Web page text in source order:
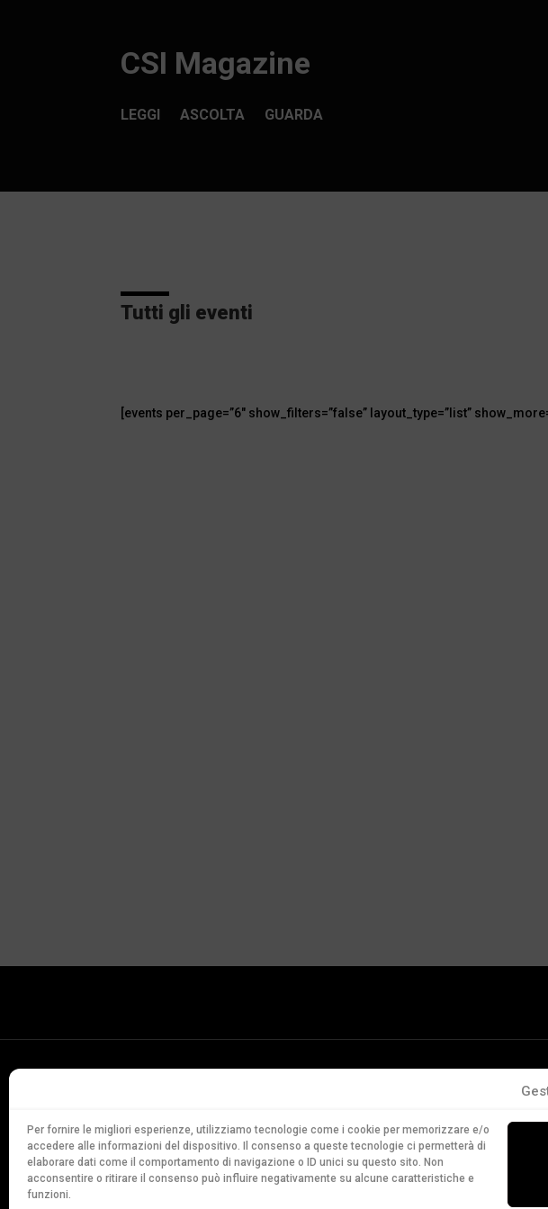
Per fornire le migliori esperienze, utilizziamo tecnologie come i cookie per memorizzare e/o
accedere alle informazioni del dispositivo. Il consenso a queste tecnologie ci permetterà di
elaborare dati come il comportamento di navigazione o ID unici su questo sito. Non
acconsentire o ritirare il consenso può influire negativamente su alcune caratteristiche e
funzioni.
CSI Magazine
ASCOLTA GUARDA
LEGGI
Tutti gli eventi
[events per_page=”6″ show_filters=”false” layout_type=”list”
Via Soldino 9
CH-6900 Lugano
T. +41 91 960 30 40